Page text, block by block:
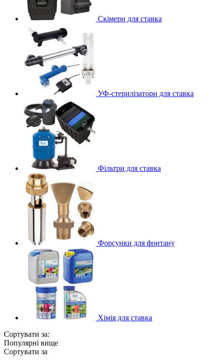
Скімери для ставка
УФ-стерилізатори для ставка
Фільтри для ставка
Форсунки для фонтану
Хімія для ставка
Сортувати за:
Популярні вище
Сортувати за